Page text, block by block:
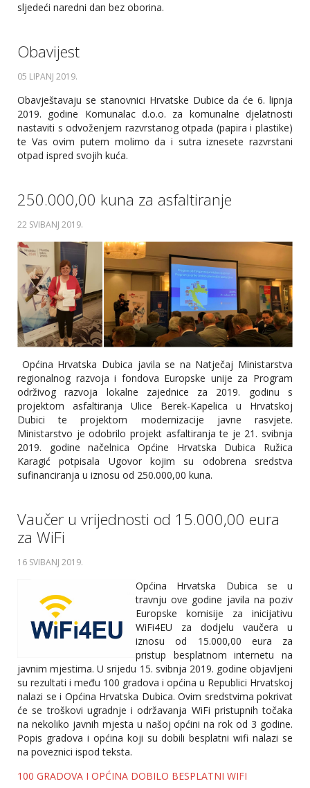
sljedeći naredni dan bez oborina.
Obavijest
05 LIPANJ 2019.
Obavještavaju se stanovnici Hrvatske Dubice da će 6. lipnja
2019. godine Komunalac d.o.o. za komunalne djelatnosti
nastaviti s odvoženjem razvrstanog otpada (papira i plastike)
te Vas ovim putem molimo da i sutra iznesete razvrstani
otpad ispred svojih kuća.
250.000,00 kuna za asfaltiranje
22 SVIBANJ 2019.
Općina Hrvatska Dubica javila se na Natječaj Ministarstva
regionalnog razvoja i fondova Europske unije za Program
održivog razvoja lokalne zajednice za 2019. godinu s
projektom asfaltiranja Ulice Berek-Kapelica u Hrvatskoj
Dubici te projektom modernizacije javne rasvjete.
Ministarstvo je odobrilo projekt asfaltiranja te je 21. svibnja
2019. godine načelnica Općine Hrvatska Dubica Ružica
Karagić potpisala Ugovor kojim su odobrena sredstva
sufinanciranja u iznosu od 250.000,00 kuna.
Vaučer u vrijednosti od 15.000,00 eura
za WiFi
16 SVIBANJ 2019.
Općina Hrvatska Dubica se u
travnju ove godine javila na poziv
Europske komisije za inicijativu
WiFi4EU za dodjelu vaučera u
iznosu od 15.000,00 eura za
pristup besplatnom internetu na
javnim mjestima. U srijedu 15. svibnja 2019. godine objavljeni
su rezultati i među 100 gradova i općina u Republici Hrvatskoj
nalazi se i Općina Hrvatska Dubica. Ovim sredstvima pokrivat
će se troškovi ugradnje i održavanja WiFi pristupnih točaka
na nekoliko javnih mjesta u našoj općini na rok od 3 godine.
Popis gradova i općina koji su dobili besplatni wifi nalazi se
na poveznici ispod teksta.
100 GRADOVA I OPĆINA DOBILO BESPLATNI WIFI